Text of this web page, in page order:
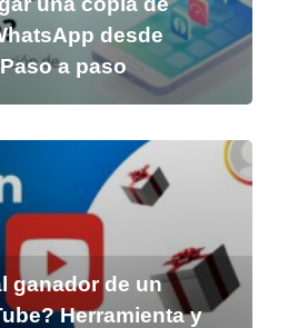
desde
a paso
ganador de un
Herramienta y